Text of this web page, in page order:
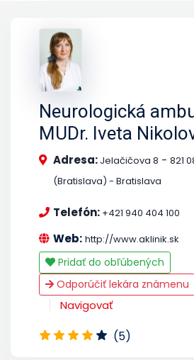
Neurologická
MUDr. Iveta
Adresa: Jelačičova 8 - 821
(Bratislava) - Bratislava
Telefón: +421 940 404 100
Web: http://www.aklinik.sk
Pridať do obľúbených
Odporúčiť lekára známenu
Navigovať
(5)